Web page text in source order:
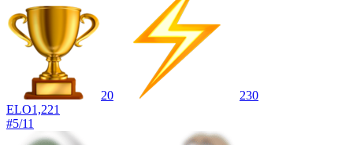
20
230
ELO1,221
#5/11